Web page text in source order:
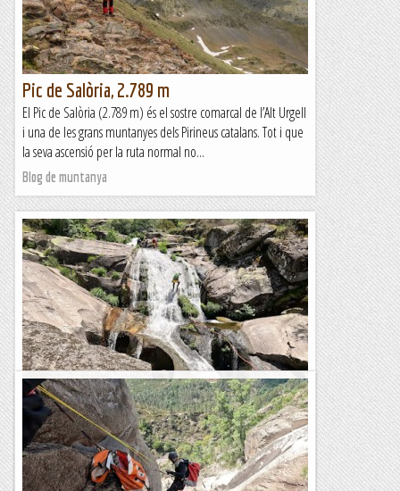
Pic de Salòria, 2.789 m
El Pic de Salòria (2.789 m) és el sostre comarcal de l’Alt Urgell
i una de les grans muntanyes dels Pirineus catalans. Tot i que
la seva ascensió per la ruta normal no...
Blog de muntanya
Cascades de Bilhó
Avui era el darrer dia de barranquisme en el Lejano
Oeste. Vam arribar ahir a la tarda a Portugal, on tenim
llogada una casa per passar-hi un parell de nits, i avui...
Blog de muntanya